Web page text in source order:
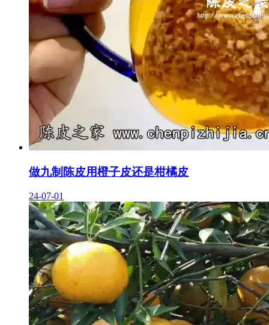
做九制陈皮用橙子皮还是柑橘皮
24-07-01